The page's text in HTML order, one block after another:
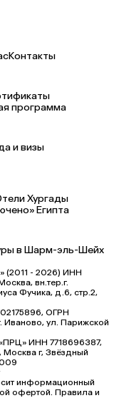
Контакты
программа
и визы
Хургады
Египта
в Шарм-эль-Шейх
(2011 - 2026) ИНН
вн.тер.г.
Фучика, д.6, стр.2,
ОГРН
Иваново, ул. Парижской
ИНН 7718696387,
Москва г, Звёздный
информационный
офертой. Правила и